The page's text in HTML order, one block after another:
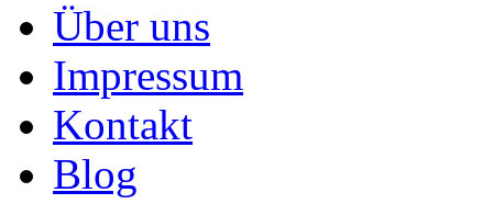
Über uns
Impressum
Kontakt
Blog